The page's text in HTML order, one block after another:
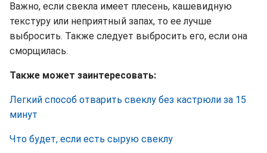
Важно, если свекла имеет плесень, кашевидную
текстуру или неприятный запах, то ее лучше
выбросить. Также следует выбросить его, если она
сморщилась.
Также может заинтересовать:
Легкий способ отварить свеклу без кастрюли за 15
минут
Что будет, если есть сырую свеклу